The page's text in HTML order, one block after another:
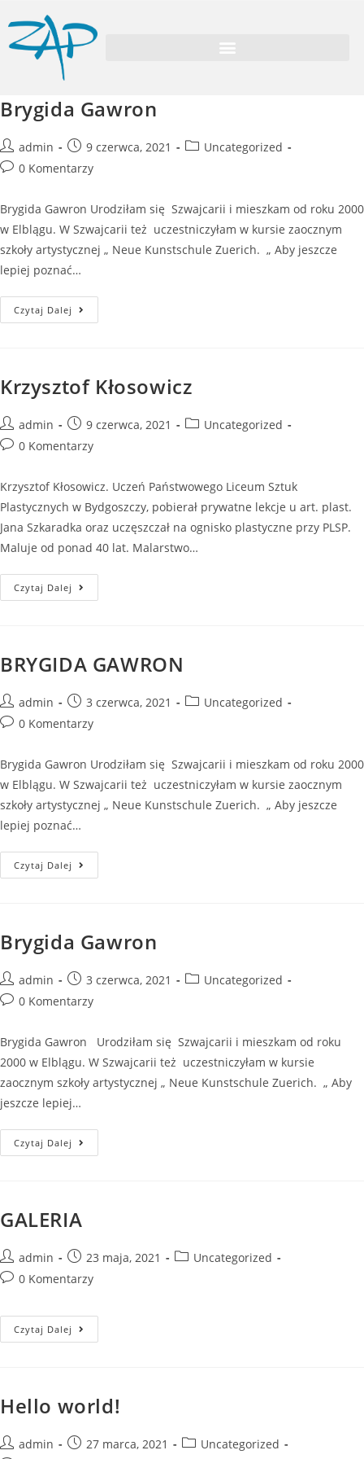
Brygida Gawron
admin 9 czerwca, 2021
Uncategorized
0 Komentarzy
Brygida Gawron Urodziłam się Szwajcarii i mieszkam od roku 2000
w Elblągu. W Szwajcarii też uczestniczyłam w kursie zaocznym
szkoły artystycznej „ Neue Kunstschule Zuerich. „ Aby jeszcze
lepiej poznać…
Czytaj Dalej
Krzysztof Kłosowicz
admin 9 czerwca, 2021
Uncategorized
0 Komentarzy
Krzysztof Kłosowicz. Uczeń Państwowego Liceum Sztuk
Plastycznych w Bydgoszczy, pobierał prywatne lekcje u art. plast.
Jana Szkaradka oraz uczęszczał na ognisko plastyczne przy PLSP.
Maluje od ponad 40 lat. Malarstwo…
Czytaj Dalej
BRYGIDA GAWRON
admin 3 czerwca, 2021
Uncategorized
0 Komentarzy
Brygida Gawron Urodziłam się Szwajcarii i mieszkam od roku 2000
w Elblągu. W Szwajcarii też uczestniczyłam w kursie zaocznym
szkoły artystycznej „ Neue Kunstschule Zuerich. „ Aby jeszcze
lepiej poznać…
Czytaj Dalej
Brygida Gawron
admin 3 czerwca, 2021
Uncategorized
0 Komentarzy
Brygida Gawron Urodziłam się Szwajcarii i mieszkam od roku
2000 w Elblągu. W Szwajcarii też uczestniczyłam w kursie
zaocznym szkoły artystycznej „ Neue Kunstschule Zuerich. „ Aby
jeszcze lepiej…
Czytaj Dalej
GALERIA
admin 23 maja, 2021
Uncategorized
0 Komentarzy
Czytaj Dalej
Hello world!
admin 27 marca, 2021
Uncategorized